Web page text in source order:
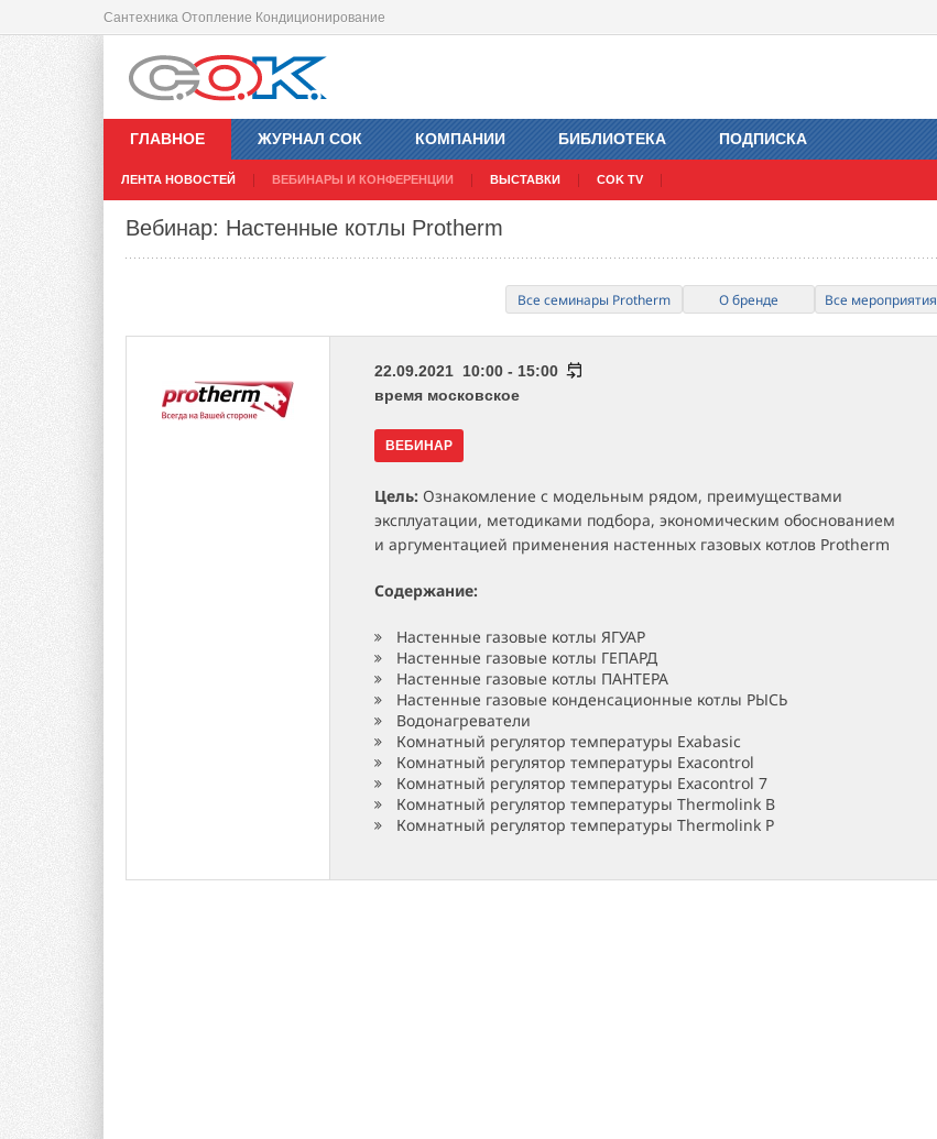
Сантехника Отопление Кондиционирование
ГЛАВНОЕ
ЛЕНТА НОВОСТЕЙ ВЕБИНАРЫ И КОНФЕРЕНЦИИ ВЫСТАВКИ COK TV
ЖУРНАЛ СОК КОМПАНИИ БИБЛИОТЕКА ПОДПИСКА
Вебинар: Настенные котлы Protherm
Все семинары Protherm О бренде Все мероприятия
22.09.2021 10:00 - 15:00
время московское
ВЕБИНАР
Цель: Ознакомление с модельным рядом, преимуществами
эксплуатации, методиками подбора, экономическим обоснованием
и аргументацией применения настенных газовых котлов Protherm
Содержание:
Настенные газовые котлы ЯГУАР
Настенные газовые котлы ГЕПАРД
Настенные газовые котлы ПАНТЕРА
Настенные газовые конденсационные котлы РЫСЬ
Водонагреватели
Комнатный регулятор температуры Exabasic
Комнатный регулятор температуры Exacontrol
Комнатный регулятор температуры Exacontrol 7
Комнатный регулятор температуры Thermolink B
Комнатный регулятор температуры Thermolink P